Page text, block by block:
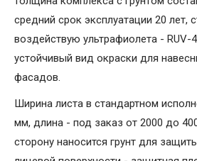
средний срок эксплуатации 20 лет,
воздействую ультрафиолета - RUV-
устойчивый вид окраски для
фасадов.
Ширина листа в стандартном
мм, длина - под заказ от 2000 до
сторону наносится грунт для